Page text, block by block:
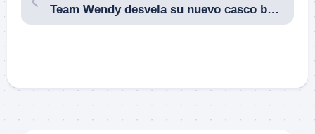
Team Wendy desvela su nuevo casco blindado RIFLETECH que ofrece protección frente a proyectiles de fusil.